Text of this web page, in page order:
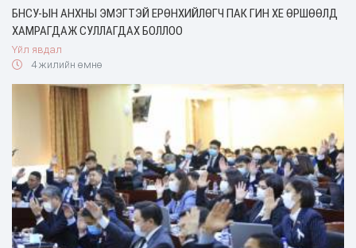
БНСУ-ЫН АНХНЫ ЭМЭГТЭЙ ЕРӨНХИЙЛӨГЧ ПАК ГИН ХЕ ӨРШӨӨЛД
ХАМРАГДАЖ СУЛЛАГДАХ БОЛЛОО
Үйл явдал
4 жилийн өмнө